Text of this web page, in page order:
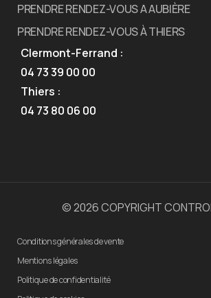
PRENDRE RENDEZ-VOUS A AUBIÈRE
PRENDRE RENDEZ-VOUS À THIERS
Clermont-Ferrand :
04 73 39 00 00
Thiers :
04 73 80 06 00
© 2026 COPYRIGHT
Conditions générales de vente
Mentions légales
Politique de confidentialité